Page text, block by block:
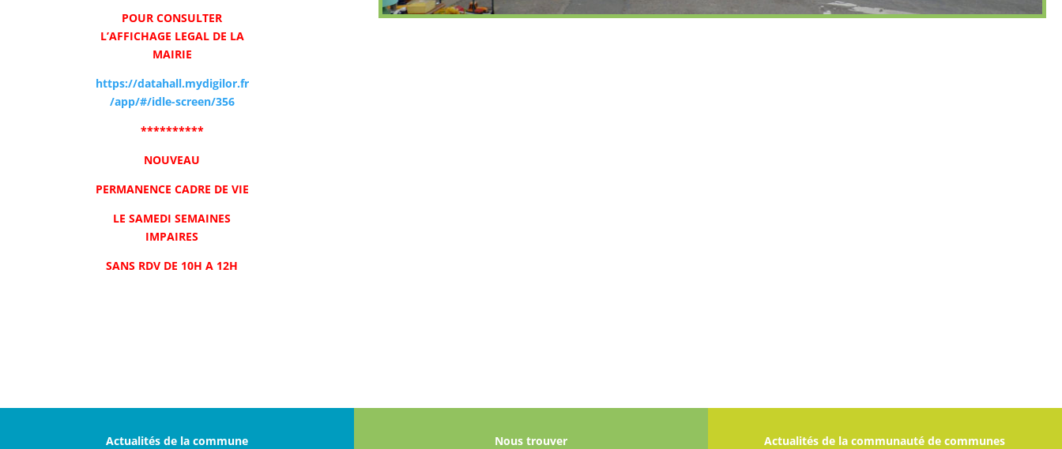
POUR CONSULTER
L’AFFICHAGE LEGAL DE LA
MAIRIE
https://datahall.mydigilor.fr
/app/#/idle-screen/356
**********
NOUVEAU
PERMANENCE CADRE DE VIE
LE SAMEDI SEMAINES
IMPAIRES
SANS RDV DE 10H A 12H
Actualités de la commune Nous trouver Actualités de la communauté de communes